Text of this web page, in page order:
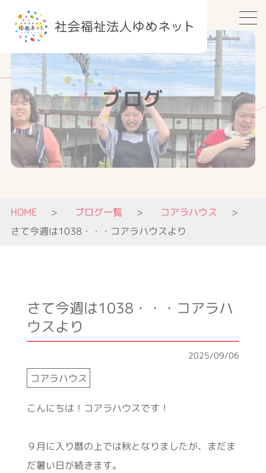
ブログ
HOME ブログ一覧
コアラハウス
さて今週は1038・・・コアラハウスより
さて今週は1038・・・コアラハ
ウスより
コアラハウス
2025/09/06
こんにちは！コアラハウスです！
９月に入り暦の上では秋となりましたが、まだま
だ暑い日が続きます。